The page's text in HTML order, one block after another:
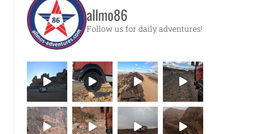
allmo86
Follow us for daily adventures!